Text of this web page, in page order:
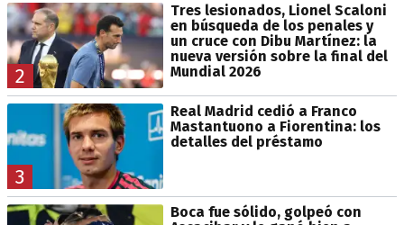
2
Tres lesionados, Lionel Scaloni
en búsqueda de los penales y
un cruce con Dibu Martínez: la
nueva versión sobre la final del
Mundial 2026
3
Real Madrid cedió a Franco
Mastantuono a Fiorentina: los
detalles del préstamo
Boca fue sólido, golpeó con